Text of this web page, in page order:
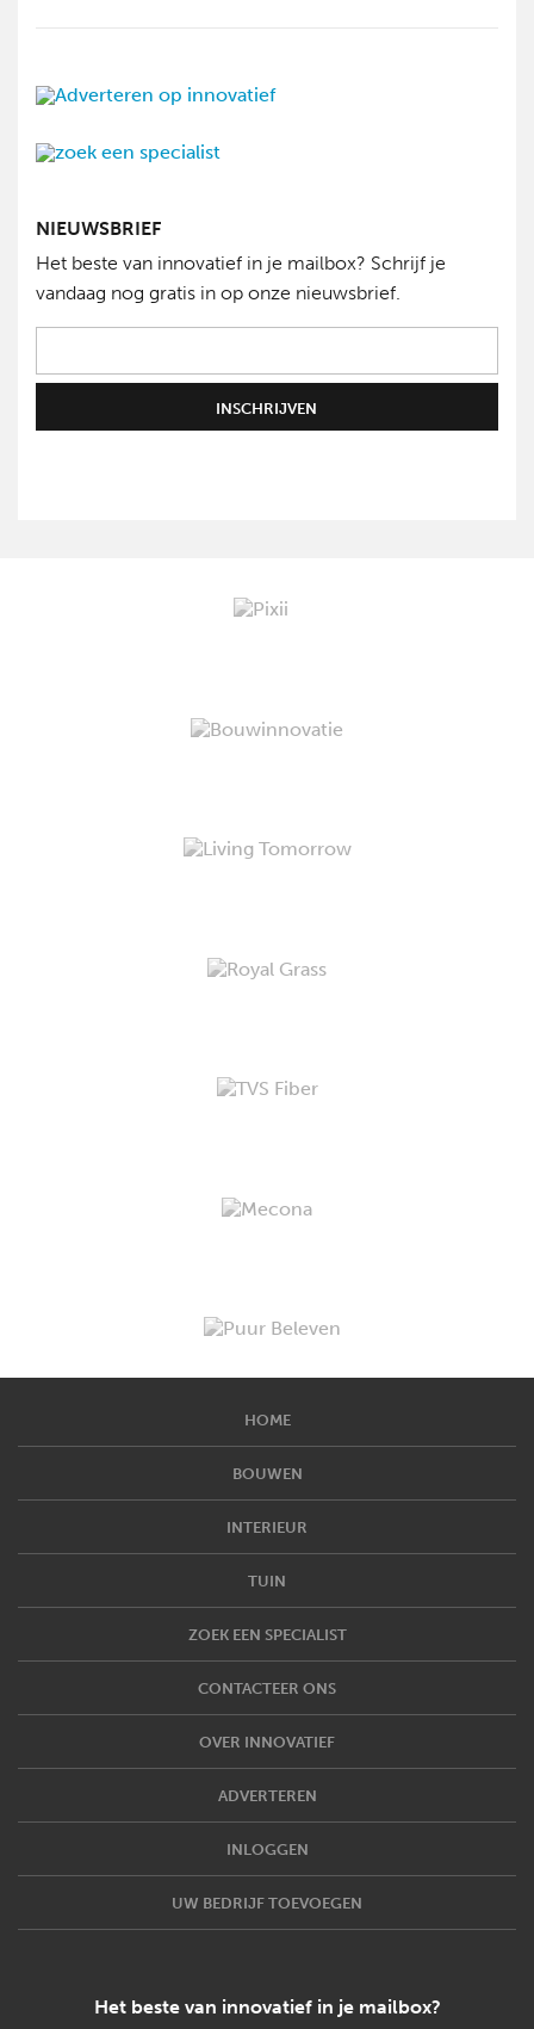
NIEUWSBRIEF
Het beste van innovatief in je mailbox? Schrijf je
vandaag nog gratis in op onze nieuwsbrief.
HOME
BOUWEN
INTERIEUR
TUIN
ZOEK EEN SPECIALIST
CONTACTEER ONS
OVER INNOVATIEF
ADVERTEREN
INLOGGEN
UW BEDRIJF TOEVOEGEN
Het beste van innovatief in je mailbox?